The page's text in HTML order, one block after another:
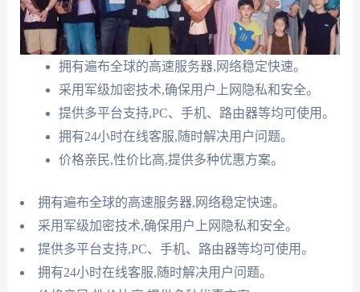
拥有遍布全球的高速服务器,网络稳定快速。
采用军级加密技术,确保用户上网隐私和安全。
提供多平台支持,PC、手机、路由器等均可使用。
拥有24小时在线客服,随时解决用户问题。
价格亲民,性价比高,提供多种优惠方案。
拥有遍布全球的高速服务器,网络稳定快速。
采用军级加密技术,确保用户上网隐私和安全。
提供多平台支持,PC、手机、路由器等均可使用。
拥有24小时在线客服,随时解决用户问题。